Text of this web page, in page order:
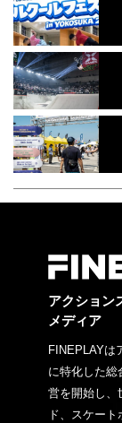
アクション
メディア
FINEPLAYは
に特化した総
営を開始し、
ド、スケー